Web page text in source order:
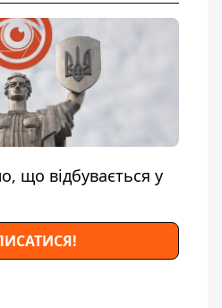
що відбувається у